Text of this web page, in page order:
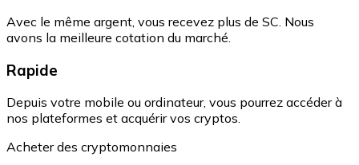
Avec le même argent, vous recevez plus de SC. Nous
avons la meilleure cotation du marché.
Rapide
Depuis votre mobile ou ordinateur, vous pourrez accéder à
nos plateformes et acquérir vos cryptos.
Acheter des cryptomonnaies